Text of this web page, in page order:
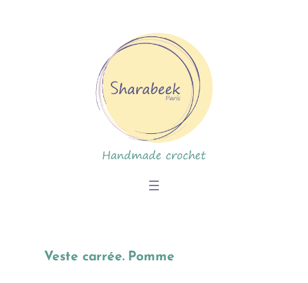
Veste carrée. Pomme